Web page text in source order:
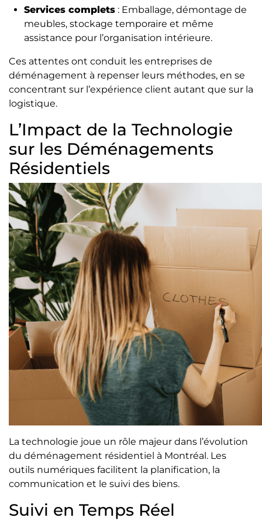
Services complets : Emballage, démontage de
meubles, stockage temporaire et même
assistance pour l’organisation intérieure.
Ces attentes ont conduit les entreprises de
déménagement à repenser leurs méthodes, en se
concentrant sur l’expérience client autant que sur la
logistique.
L’Impact de la Technologie
sur les Déménagements
Résidentiels
La technologie joue un rôle majeur dans l’évolution
du déménagement résidentiel à Montréal. Les
outils numériques facilitent la planification, la
communication et le suivi des biens.
Suivi en Temps Réel